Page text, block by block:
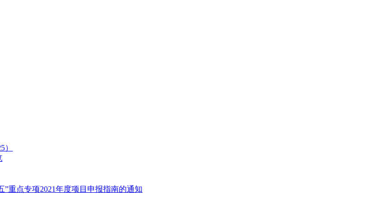
重点专项2021年度项目申报指南的通知